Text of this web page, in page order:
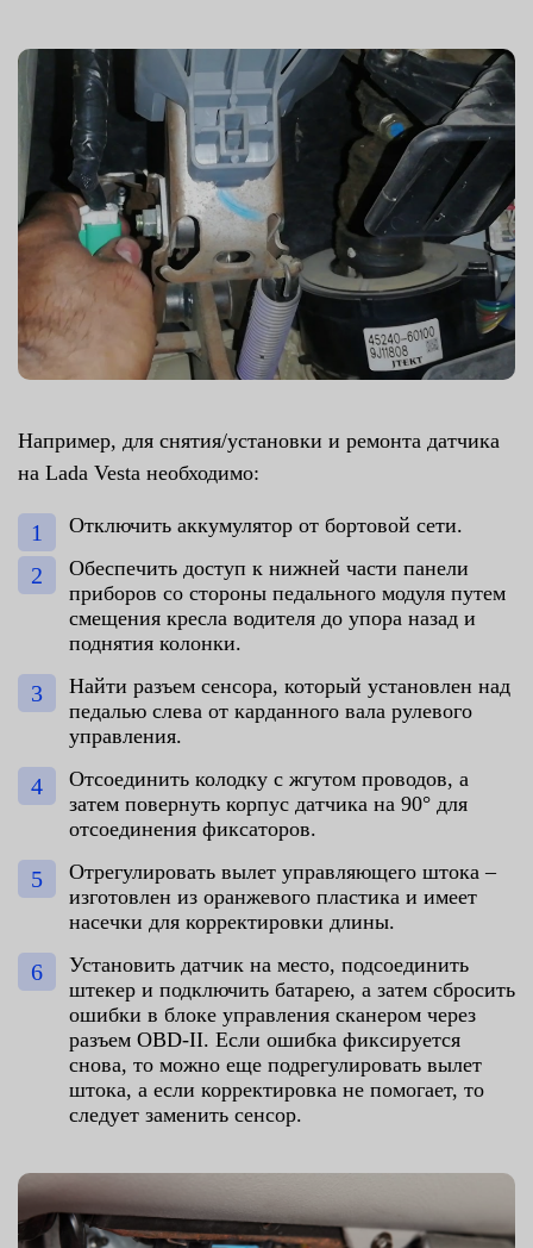
Например, для снятия/установки и ремонта датчика
на Lada Vesta необходимо:
Отключить аккумулятор от бортовой сети.
Обеспечить доступ к нижней части панели
приборов со стороны педального модуля путем
смещения кресла водителя до упора назад и
поднятия колонки.
Найти разъем сенсора, который установлен над
педалью слева от карданного вала рулевого
управления.
Отсоединить колодку с жгутом проводов, а
затем повернуть корпус датчика на 90° для
отсоединения фиксаторов.
Отрегулировать вылет управляющего штока –
изготовлен из оранжевого пластика и имеет
насечки для корректировки длины.
Установить датчик на место, подсоединить
штекер и подключить батарею, а затем сбросить
ошибки в блоке управления сканером через
разъем OBD-II. Если ошибка фиксируется
снова, то можно еще подрегулировать вылет
штока, а если корректировка не помогает, то
следует заменить сенсор.